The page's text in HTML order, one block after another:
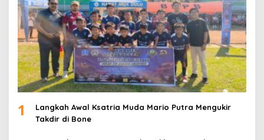
1
Langkah Awal Ksatria Muda Mario Putra Mengukir
Takdir di Bone